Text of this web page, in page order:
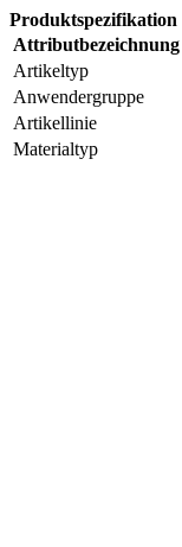
Produktspezifikation
Attributbezeichnung
Artikeltyp
Anwendergruppe
Artikellinie
Materialtyp